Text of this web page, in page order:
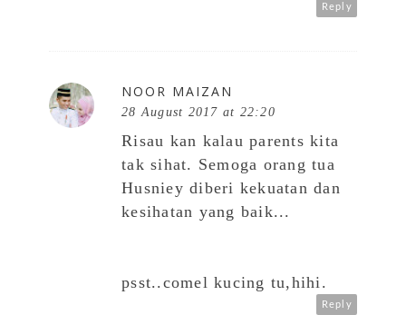
Reply
NOOR MAIZAN
28 August 2017 at 22:20
Risau kan kalau parents kita
tak sihat. Semoga orang tua
Husniey diberi kekuatan dan
kesihatan yang baik...
psst..comel kucing tu,hihi.
Reply